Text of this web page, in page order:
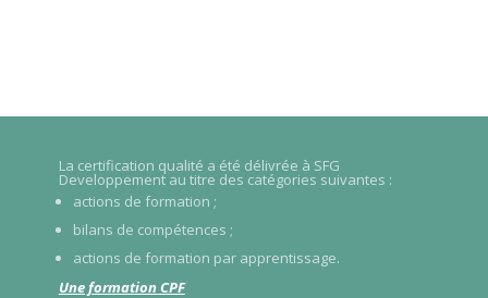
La certification qualité a été délivrée à SFG
Developpement au titre des catégories suivantes :
actions de formation ;
bilans de compétences ;
actions de formation par apprentissage.
Une formation CPF